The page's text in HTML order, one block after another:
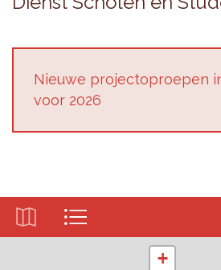
Nieu­we pro­jec­top­roe­pen
voor 2026
+